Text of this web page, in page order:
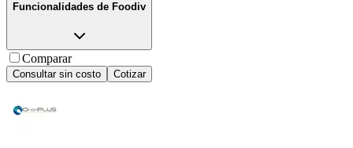
Funcionalidades de Foodiv
Comparar
Consultar sin costo Cotizar